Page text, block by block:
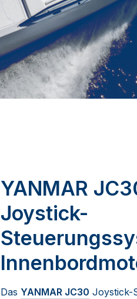
YANMAR
Joystick-
Das YANMAR JC30 Joystick-